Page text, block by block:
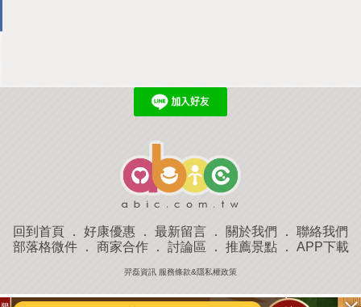
回到首頁 ． 好康優惠 ． 最新留言 ． 關於我們 ． 聯絡我們
部落格微件． 商家合作． 討論區 ． 推薦景點． APP下載
羿磊資訊 服務條款&隱私權政策